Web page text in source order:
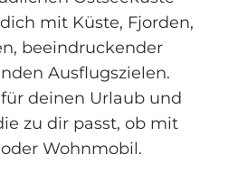
mit Küste, Fjorden,
beeindruckender
Ausflugszielen.
deinen Urlaub und
zu dir passt, ob mit
Wohnmobil.